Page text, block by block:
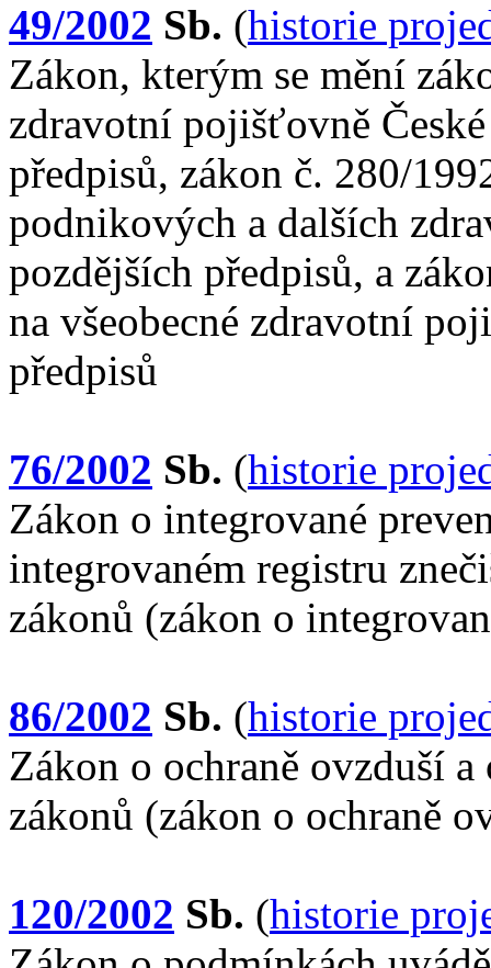
49/2002 Sb. (historie
Zákon, kterým se mění
zdravotní pojišťovně
předpisů, zákon č. 280/
podnikových a dalších
pozdějších předpisů, a
na všeobecné zdravotní
předpisů
76/2002 Sb. (historie
Zákon o integrované
integrovaném registru
zákonů (zákon o
86/2002 Sb. (historie
Zákon o ochraně ovzduší
zákonů (zákon o ochraně
120/2002 Sb. (historie